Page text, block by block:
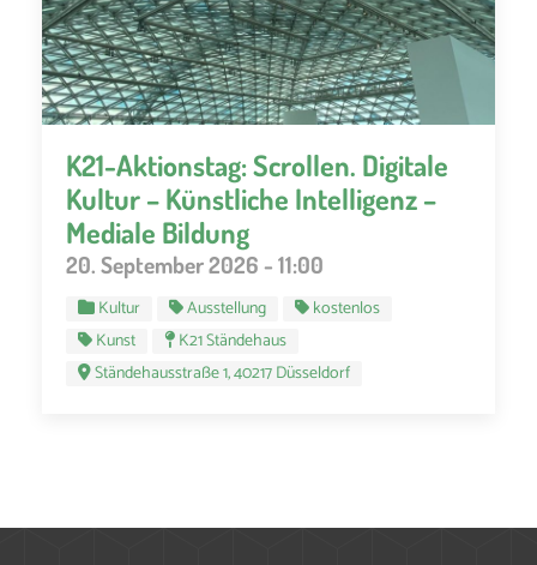
K21-Aktionstag: Scrollen. Digitale
Kultur – Künstliche Intelligenz –
Mediale Bildung
20. September 2026 - 11:00
Kultur Ausstellung
kostenlos
Kunst
K21 Ständehaus
Ständehausstraße 1, 40217 Düsseldorf